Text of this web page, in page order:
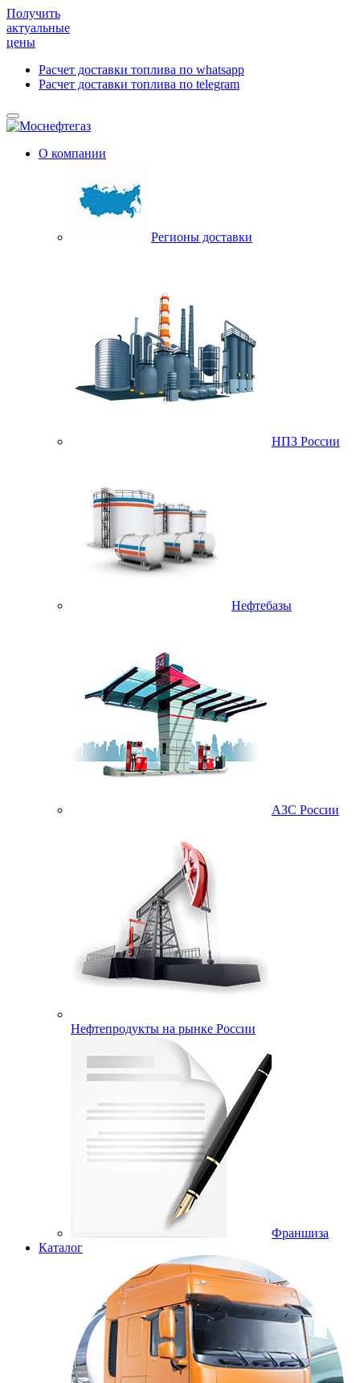
Получить
актуальные
цены
Расчет доставки топлива по whatsapp
Расчет доставки топлива по telegram
О компании
Регионы доставки
НПЗ России
Нефтебазы
АЗС России
Нефтепродукты на рынке России
Франшиза
Каталог